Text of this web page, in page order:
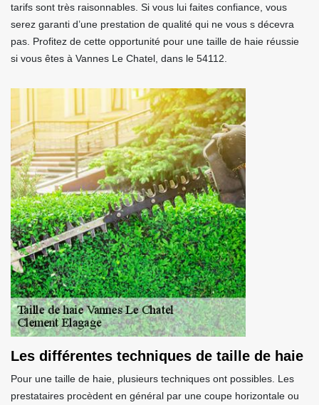
tarifs sont très raisonnables. Si vous lui faites confiance, vous
serez garanti d’une prestation de qualité qui ne vous s décevra
pas. Profitez de cette opportunité pour une taille de haie réussie
si vous êtes à Vannes Le Chatel, dans le 54112.
Les différentes techniques de taille de haie
Pour une taille de haie, plusieurs techniques ont possibles. Les
prestataires procèdent en général par une coupe horizontale ou